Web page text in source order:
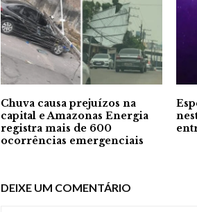
Chuva causa prejuízos na
capital e Amazonas Energia
registra mais de 600
ocorrências emergenciais
DEIXE UM COMENTÁRIO